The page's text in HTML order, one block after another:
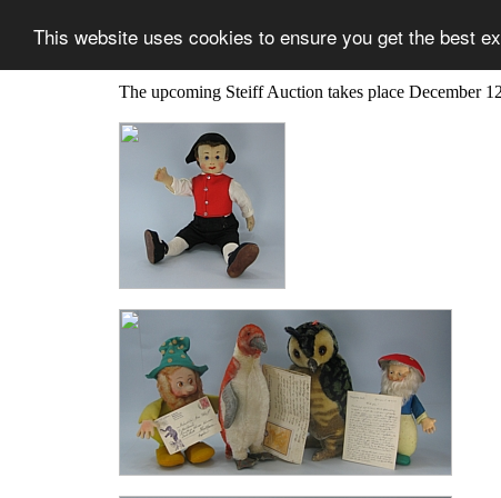
This website uses cookies to ensure you get the best
The upcoming Steiff Auction takes place December